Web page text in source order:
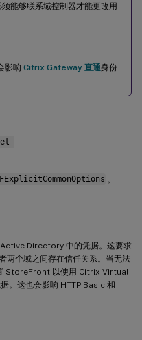
能够联系域控制器才能更改用
影响 Citrix Gateway 直通身份
。
Directory 中的凭据。这要求
两个域之间存在信任关系。当无法
StoreFront 以使用 Citrix Virtual
。这也会影响 HTTP Basic 和